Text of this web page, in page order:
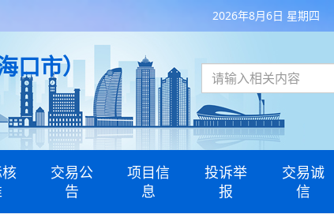
2026年8月6日 星期四
口市）
交易公
告
项目信
息
投诉举
报
交易诚
信